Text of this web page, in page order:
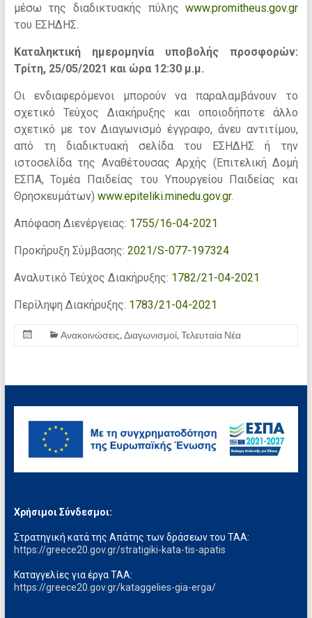
μέσω της διαδικτυακής πύληςwww.promitheus.gov.gr
του ΕΣΗΔΗΣ.
Καταληκτική ημερομηνία υποβολής προσφορών:
Τρίτη, 25/05/2021 και ώρα 12:30 μ.μ.
Οι ενδιαφερόμενοι μπορούν να παραλαμβάνουν το
σχετικό Τεύχος Διακήρυξης και οποιοδήποτε άλλο
σχετικό με τον Διαγωνισμό έγγραφο, άνευ αντιτίμου,
από τη διαδικτυακή σελίδα του ΕΣΗΔΗΣ ή την
ιστοσελίδα της Αναθέτουσας Αρχής (Επιτελική Δομή
ΕΣΠΑ, Τομέα Παιδείας του Υπουργείου Παιδείας και
Θρησκευμάτων) www.epiteliki.minedu.gov.gr.
Απόφαση Διενέργειας: 1755/16-04-2021
Προκήρυξη Σύμβασης: 2021/S-077-197324
Αναλυτικό Τεύχος Διακήρυξης: 1782/21-04-2021
Περίληψη Διακήρυξης: 1783/21-04-2021
Ανακοινώσεις, Διαγωνισμοί, Τελευταία Νέα
Χρήσιμοι Σύνδεσμοι:
Στρατηγική κατά της Απάτης των δράσεων του ΤΑΑ:
https://greece20.gov.gr/stratigiki-kata-tis-apatis
Καταγγελίες για έργα ΤΑΑ:
https://greece20.gov.gr/kataggelies-gia-erga/